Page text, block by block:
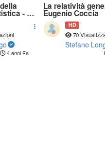
- G.
4 anni Fa
La relatività
Eugenio Coccia
HD
70
Stefano